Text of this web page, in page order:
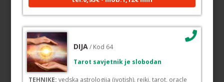
Tarot savjetnik je slobodan
TEHNIKE:vedska astrologija (jyotish), reiki, tarot, oracle
karte, duhovni razgovori